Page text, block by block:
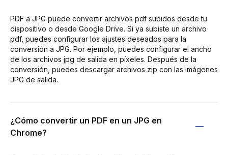
PDF a JPG puede convertir archivos pdf subidos desde tu
dispositivo o desde Google Drive. Si ya subiste un archivo
pdf, puedes configurar los ajustes deseados para la
conversión a JPG. Por ejemplo, puedes configurar el ancho
de los archivos jpg de salida en píxeles. Después de la
conversión, puedes descargar archivos zip con las imágenes
JPG de salida.
¿Cómo convertir un PDF en un JPG en
Chrome?